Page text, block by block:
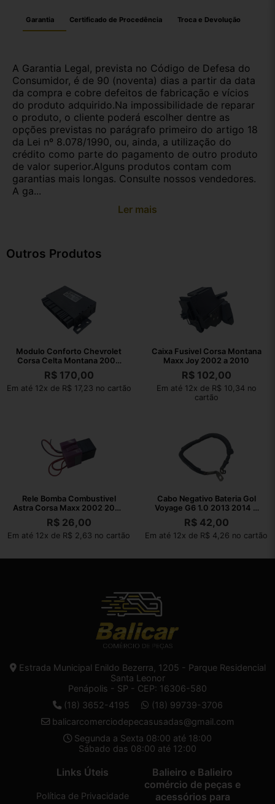
Garantia Certificado de Procedência Troca e Devolução
A Garantia Legal, prevista no Código de Defesa do
Consumidor, é de 90 (noventa) dias a partir da data
da compra e cobre defeitos de fabricação e vícios
do produto adquirido.Na impossibilidade de reparar
o produto, o cliente poderá escolher dentre as
opções previstas no parágrafo primeiro do artigo 18
da Lei nº 8.078/1990, ou, ainda, a utilização do
crédito como parte do pagamento de outro produto
de valor superior.Alguns produtos contam com
garantias mais longas. Consulte nossos vendedores.
A ga...
Ler mais
Outros Produtos
Modulo Conforto Chevrolet
Corsa Celta Montana 2002
2003 A 2010
R$170,00
Em até 12x de R$ 17,23 no cartão
Caixa Fusivel Corsa Montana
Maxx Joy 2002 a 2010
R$102,00
Em até 12x de R$ 10,34 no
cartão
Rele Bomba Combustivel
Astra Corsa Maxx 2002 2003
A 2010
R$26,00
Em até 12x de R$ 2,63 no cartão
Cabo Negativo Bateria Gol
Voyage G6 1.0 2013 2014 A
2016
R$42,00
Em até 12x de R$ 4,26 no cartão
Estrada Municipal Enildo Bezerra, 1205 - Parque Residencial
Santa Leonor
Penápolis - SP - CEP: 16306-580
(18) 3652-4195
(18) 99739-3706
balicarcomerciodepecasusadas@gmail.com
Segunda a Sexta 08:00 até 18:00
Sábado das 08:00 até 12:00
Links Úteis
Política de Privacidade
Balieiro e Balieiro
comércio de peças e
acessórios para